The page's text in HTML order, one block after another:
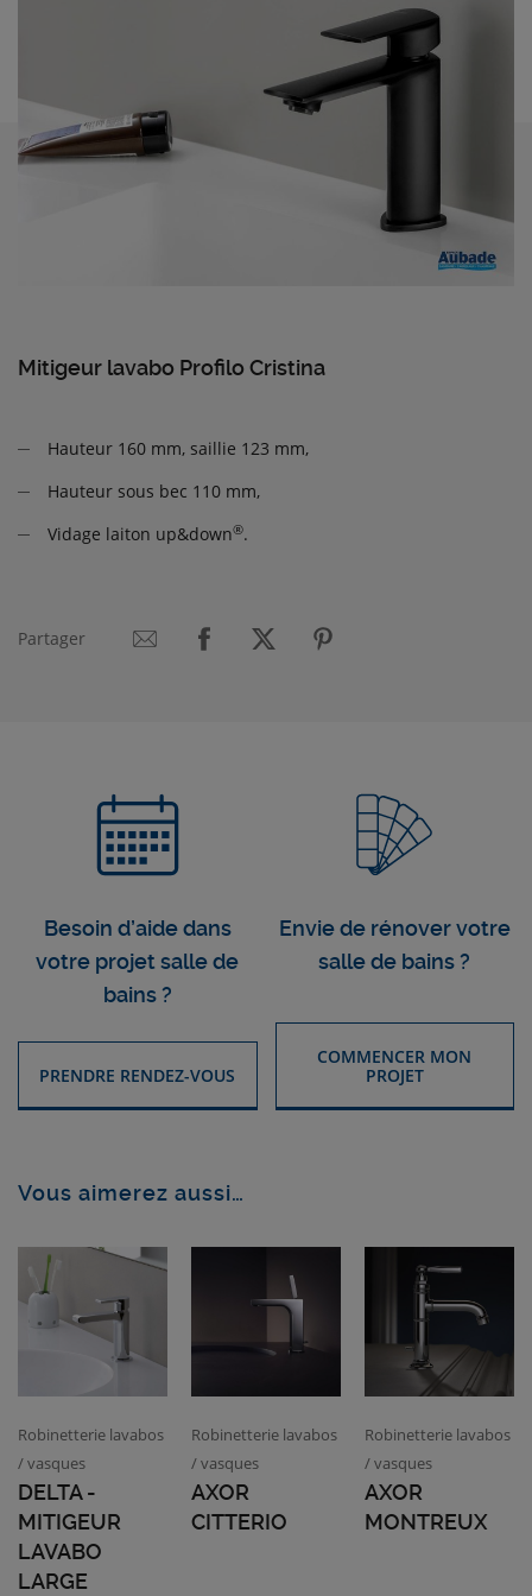
Mitigeur lavabo Profilo Cristina
Hauteur 160 mm, saillie 123 mm,
Hauteur sous bec 110 mm,
Vidage laiton up&down®.
Partager
Besoin d’aide dans
votre projet salle de
bains ?
PRENDRE RENDEZ-VOUS
Envie de rénover votre
salle de bains ?
COMMENCER MON
PROJET
Vous aimerez aussi…
Robinetterie lavabos
/ vasques
DELTA -
MITIGEUR
LAVABO
LARGE
Robinetterie lavabos
/ vasques
AXOR
CITTERIO
Robinetterie lavabos
/ vasques
AXOR
MONTREUX